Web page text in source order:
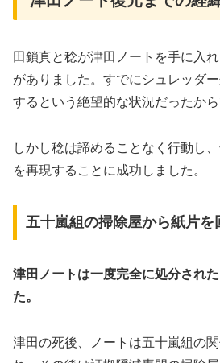
田鎖真と稔が津田ノートを手に入
がありました。すでにシュレッダ
するという絶望的な状況だったから
しかし稔は諦めることなく行動し
を再現することに成功しました。
五十嵐組の掃除屋から紙片を
津田ノートは一度完全に処分され
た。
津田の死後、ノートは五十嵐組の